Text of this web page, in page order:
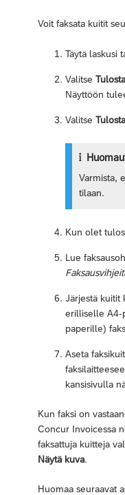
Voit faksata kuitit
Täytä laskusi
Valitse Tulosta
Näyttöön
Valitse Tulosta
Varmista,
tilaan.
Kun olet
Lue
Järjestä kuitit
erilliselle A4-
paperille)
Aseta
kansisivulla
Kun faksi on
Concur Invoicessa
faksattuja kuitteja
Näytä kuva.
Huomaa seuraavat